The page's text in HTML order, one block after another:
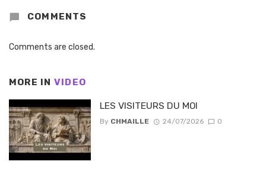
COMMENTS
Comments are closed.
MORE IN VIDEO
LES VISITEURS DU MOI
By CHMAILLE 24/07/2026 0